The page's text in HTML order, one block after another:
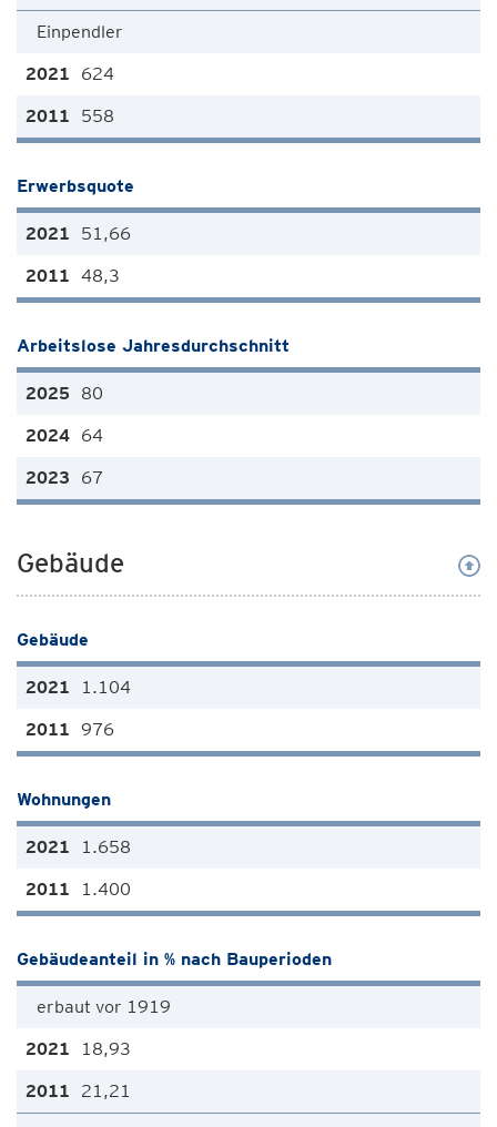
Einpendler
624
558
Erwerbsquote
51,66
48,3
Arbeitslose Jahresdurchschnitt
80
64
67
Gebäude
Gebäude
1.104
976
Wohnungen
1.658
1.400
Gebäudeanteil in % nach Bauperioden
erbaut vor 1919
18,93
21,21